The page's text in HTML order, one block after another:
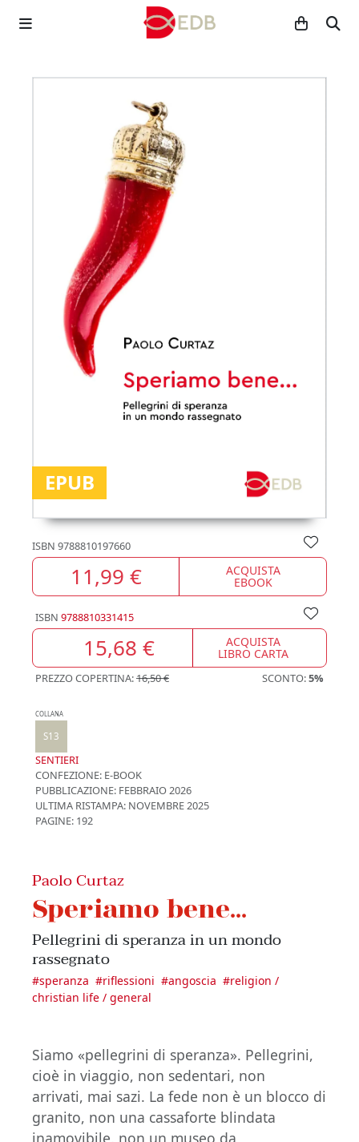
EPUB
ISBN 9788810197660
11,99 € ACQUISTA
EBOOK
ISBN 9788810331415
15,68 € ACQUISTA
LIBRO CARTA
PREZZO COPERTINA:16,50 € SCONTO:5%
COLLANA
S13
SENTIERI
CONFEZIONE: E-BOOK
PUBBLICAZIONE: FEBBRAIO 2026
ULTIMA RISTAMPA: NOVEMBRE 2025
PAGINE: 192
Paolo Curtaz
Speriamo bene...
Pellegrini di speranza in un mondo
rassegnato
#speranza #riflessioni #angoscia #religion /
christian life / general
Siamo «pellegrini di speranza». Pellegrini,
cioè in viaggio, non sedentari, non
arrivati, mai sazi. La fede non è un blocco di
granito, non una cassaforte blindata
inamovibile, non un museo da